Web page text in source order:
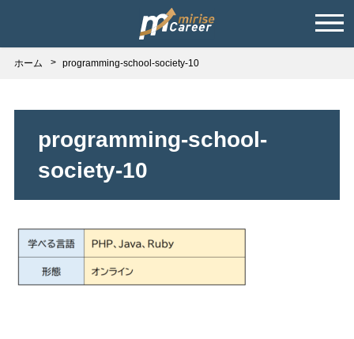
ホーム programming-school-society-10
programming-school-
society-10